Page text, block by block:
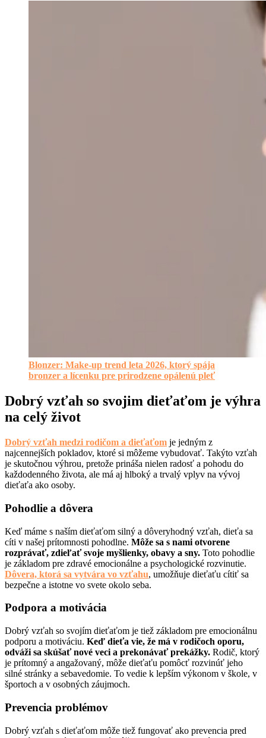
Blonzer: Make-up trend leta 2026, ktorý spája
bronzer a lícenku pre prirodzene opálenú pleť
Dobrý vzťah so svojim dieťaťom je výhra
na celý život
Dobrý vzťah medzi rodičom a dieťaťom je jedným z
najcennejších pokladov, ktoré si môžeme vybudovať. Takýto vzťah
je skutočnou výhrou, pretože prináša nielen radosť a pohodu do
každodenného života, ale má aj hlboký a trvalý vplyv na vývoj
dieťaťa ako osoby.
Pohodlie a dôvera
Keď máme s naším dieťaťom silný a dôveryhodný vzťah, dieťa sa
cíti v našej prítomnosti pohodlne. Môže sa s nami otvorene
rozprávať, zdieľať svoje myšlienky, obavy a sny. Toto pohodlie
je základom pre zdravé emocionálne a psychologické rozvinutie.
Dôvera, ktorá sa vytvára vo vzťahu, umožňuje dieťaťu cítiť sa
bezpečne a istotne vo svete okolo seba.
Podpora a motivácia
Dobrý vzťah so svojím dieťaťom je tiež základom pre emocionálnu
podporu a motiváciu. Keď dieťa vie, že má v rodičoch oporu,
odváži sa skúšať nové veci a prekonávať prekážky. Rodič, ktorý
je prítomný a angažovaný, môže dieťaťu pomôcť rozvinúť jeho
silné stránky a sebavedomie. To vedie k lepším výkonom v škole, v
športoch a v osobných záujmoch.
Prevencia problémov
Dobrý vzťah s dieťaťom môže tiež fungovať ako prevencia pred